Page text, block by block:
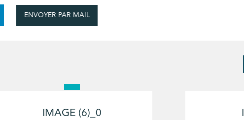
ENVOYER PAR MAIL
IMAGE (6)_0